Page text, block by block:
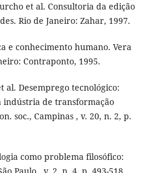
et al. Consultoria da edição
Rio de Janeiro: Zahar, 1997.
e conhecimento humano. Vera
Contraponto, 1995.
al. Desemprego tecnológico:
indústria de transformação
soc., Campinas , v. 20, n. 2, p.
como problema filosófico: